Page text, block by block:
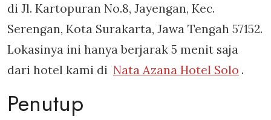
di Jl. Kartopuran No.8, Jayengan, Kec.
Serengan, Kota Surakarta, Jawa Tengah 57152.
Lokasinya ini hanya berjarak 5 menit saja
dari hotel kami di Nata Azana Hotel Solo .
Penutup